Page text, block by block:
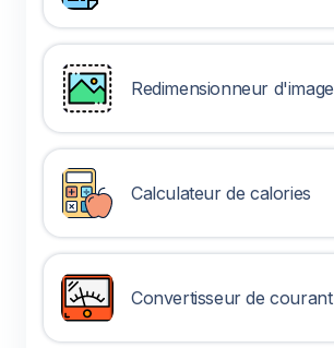
Redimensionneur d'image
Calculateur de calories
Convertisseur de courant